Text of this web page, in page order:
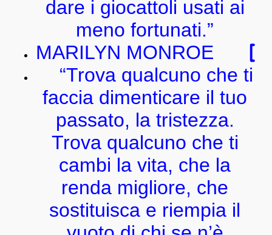
dare i giocattoli usati ai
meno fortunati.”
MARILYN MONROE
[
“Trova qualcuno che ti
faccia dimenticare il tuo
passato, la tristezza.
Trova qualcuno che ti
cambi la vita, che la
renda migliore, che
sostituisca e riempia il